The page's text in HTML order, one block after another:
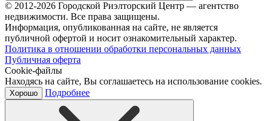
© 2012-2026 Городской Риэлторский Центр — агентство
недвижимости. Все права защищены.
Информация, опубликованная на сайте, не является
публичной офертой и носит ознакомительный характер.
Политика в отношении обработки персональных данных
Публичная оферта
Cookie-файлы
Находясь на сайте, Вы соглашаетесь на использование cookies.
Хорошо Подробнее